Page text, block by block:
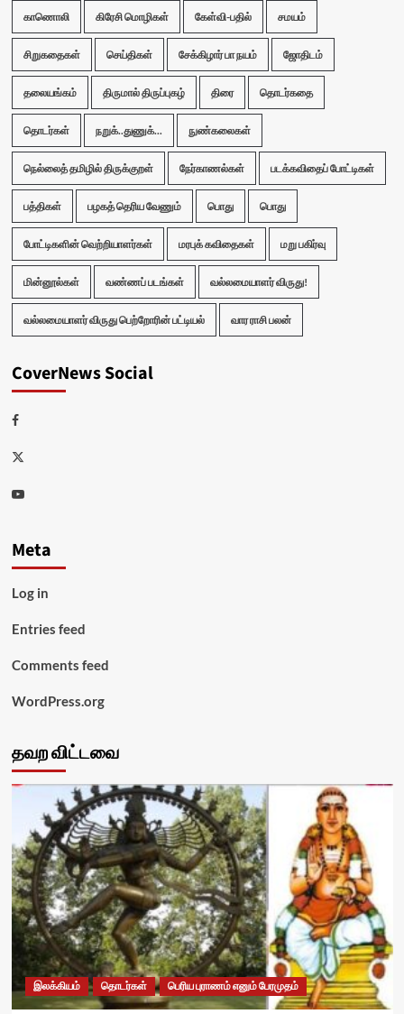
காணொலி கிரேசி மொழிகள் கேள்வி-பதில் சமயம்
சிறுகதைகள் செய்திகள் சேக்கிழார் பா நயம் ஜோதிடம்
தலையங்கம் திருமால் திருப்புகழ் திரை தொடர்கதை
தொடர்கள் நறுக்..துணுக்... நுண்கலைகள்
நெல்லைத் தமிழில் திருக்குறள் நேர்காணல்கள் படக்கவிதைப் போட்டிகள்
பத்திகள் பழகத் தெரிய வேணும் பொது பொது
போட்டிகளின் வெற்றியாளர்கள் மரபுக் கவிதைகள் மறு பகிர்வு
மின்னூல்கள் வண்ணப் படங்கள் வல்லமையாளர் விருது!
வல்லமையாளர் விருது பெற்றோரின் பட்டியல் வார ராசி பலன்
CoverNews Social
Facebook
Twitter
Youtube
Meta
Log in
Entries feed
Comments feed
WordPress.org
தவற விட்டவை
இலக்கியம் தொடர்கள் பெரிய புராணம் எனும் பேரமுதம்